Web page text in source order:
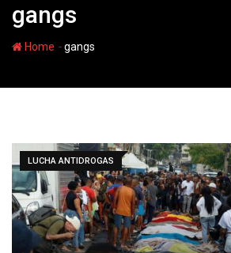
gangs
Home -gangs
LUCHA ANTIDROGAS